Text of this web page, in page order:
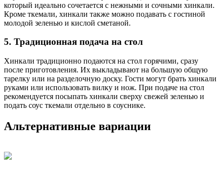
который идеально сочетается с нежными и сочными хинкали.
Кроме ткемали, хинкали также можно подавать с гостиной
молодой зеленью и кислой сметаной.
5. Традиционная подача на стол
Хинкали традиционно подаются на стол горячими, сразу
после приготовления. Их выкладывают на большую общую
тарелку или на разделочную доску. Гости могут брать хинкали
руками или использовать вилку и нож. При подаче на стол
рекомендуется посыпать хинкали сверху свежей зеленью и
подать соус ткемали отдельно в соуснике.
Альтернативные вариации